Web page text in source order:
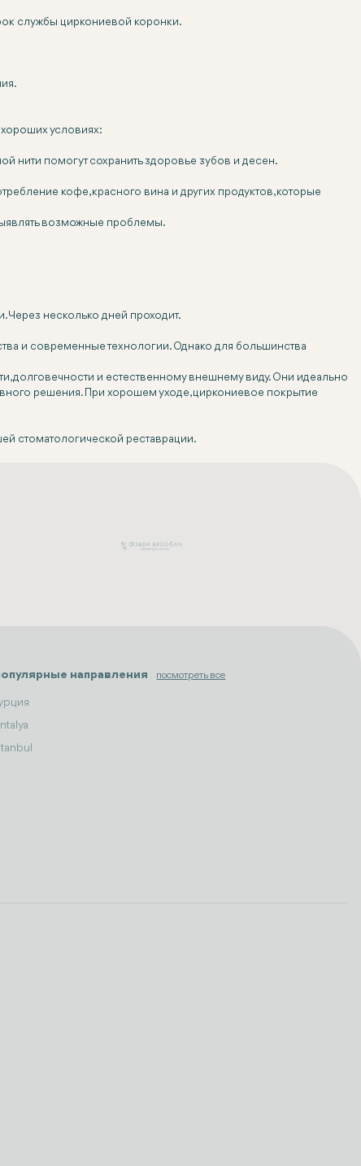
службы циркониевой коронки.
хороших условиях:
нити помогут сохранить здоровье зубов и десен.
кофе, красного вина и других продуктов, которые
возможные проблемы.
Через несколько дней проходит.
и современные технологии. Однако для большинства
долговечности и естественному внешнему виду. Они идеально
решения. При хорошем уходе, циркониевое покрытие
стоматологической реставрации.
направления посмотреть все